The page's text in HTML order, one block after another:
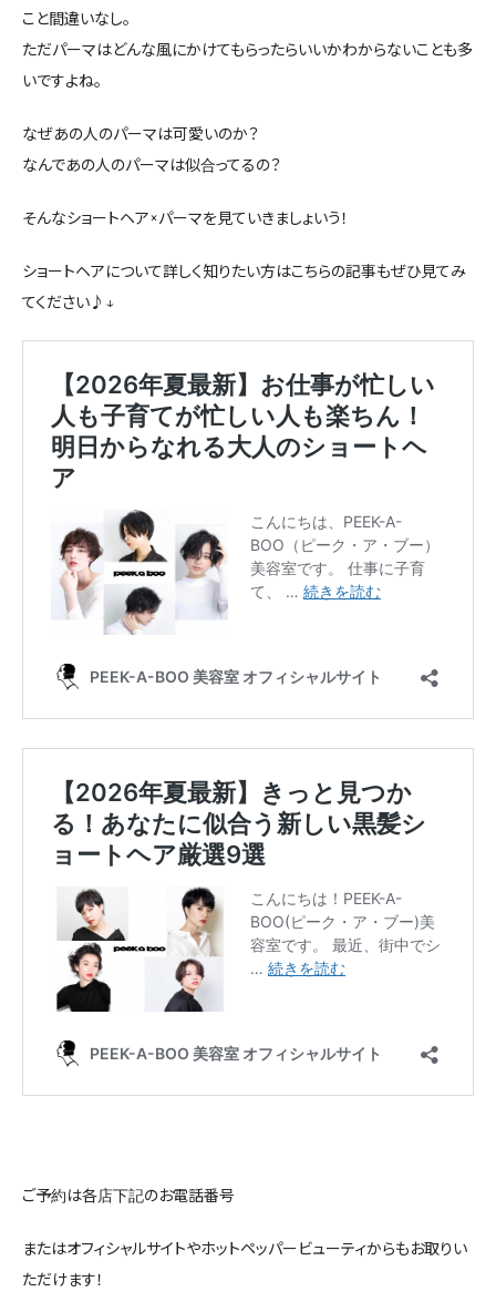
こと間違いなし。
ただパーマはどんな風にかけてもらったらいいかわからないことも多
いですよね。
なぜあの人のパーマは可愛いのか？
なんであの人のパーマは似合ってるの？
そんなショートヘア×パーマを見ていきましょいう！
ショートヘアについて詳しく知りたい方はこちらの記事もぜひ見てみ
てください♪↓
ご予約は各店下記のお電話番号
またはオフィシャルサイトやホットペッパービューティからもお取りい
ただけます！